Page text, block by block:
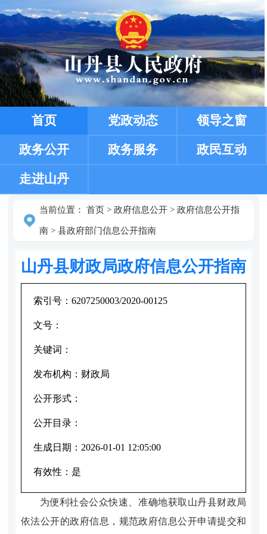
首页 党政动态 领导之窗
政务公开 政务服务 政民互动
走进山丹
当前位置： 首页> 政府信息公开> 政府信息公开指
南> 县政府部门信息公开指南
山丹县财政局政府信息公开指南
索引号： 6207250003/2020-00125
文号：
关键词：
发布机构： 财政局
公开形式：
公开目录：
生成日期： 2026-01-01 12:05:00
有效性： 是
为便利社会公众快速、准确地获取山丹县财政局
依法公开的政府信息，规范政府信息公开申请提交和